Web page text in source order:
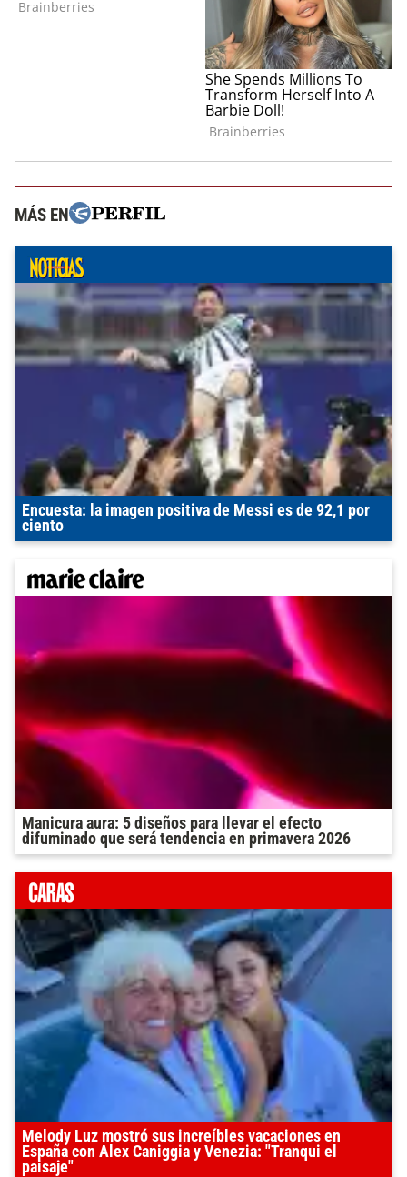
MÁS EN
Encuesta: la imagen positiva de Messi es de 92,1 por
ciento
Manicura aura: 5 diseños para llevar el efecto
difuminado que será tendencia en primavera 2026
Melody Luz mostró sus increíbles vacaciones en
España con Alex Caniggia y Venezia: "Tranqui el
paisaje"